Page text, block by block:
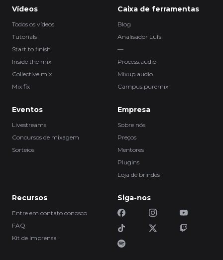
Vídeos
Todos os vídeos
Tutorials
Start to finish
Inside the mix
Collective mix
Mix fix
Caixa de ferramentas
Blog
Analisador Lufs
—
Process.audio
Mixup.audio
Campus.puremix
Eventos
Livestreams
Concursos de mixagem
Sorteios
Empresa
Sobre nós
Preços
Mentores
Plugins
Loja de brindes
Recursos
Entre em contato conosco
FAQ
Kit de imprensa
Siga-nos